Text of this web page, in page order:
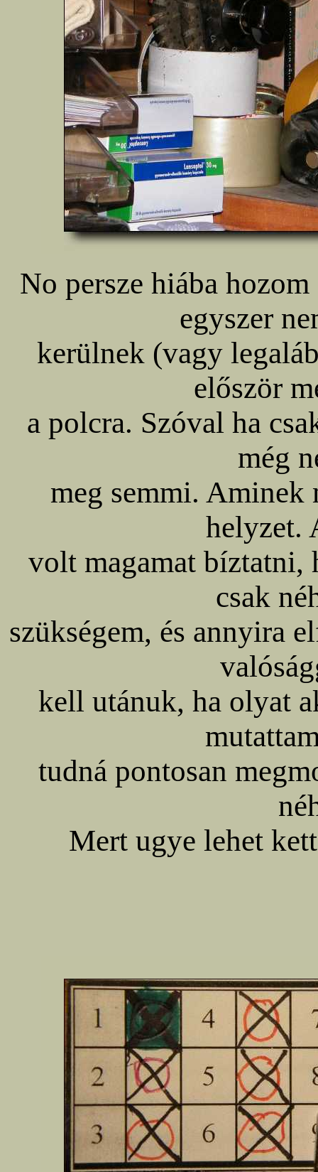
No persze hiába
egyszer
kerülnek (vagy
először
a polcra. Szóval ha
még
meg semmi. Aminek
helyzet.
volt magamat bíztatni,
csak
szükségem, és annyira
kell utánuk, ha olyat
tudná pontosan
Mert ugye lehet